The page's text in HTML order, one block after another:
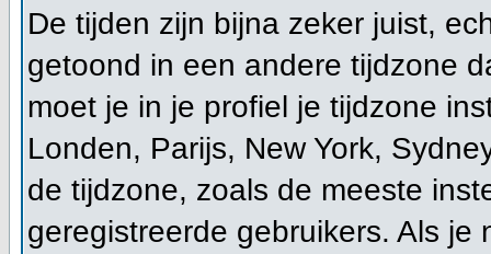
De tijden zijn bijna zeker juist,
getoond in een andere tijdzone
moet je in je profiel je tijdzone
Londen, Parijs, New York,
de tijdzone, zoals de meeste
geregistreerde gebruikers. Als